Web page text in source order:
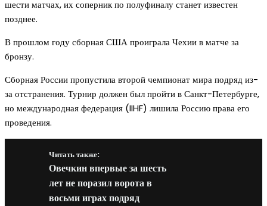
шести матчах, их соперник по полуфиналу станет известен
позднее.
В прошлом году сборная США проиграла Чехии в матче за
бронзу.
Сборная России пропустила второй чемпионат мира подряд из-
за отстранения. Турнир должен был пройти в Санкт-Петербурге,
но международная федерация (IIHF) лишила Россию права его
проведения.
Читать также:
Овечкин впервые за шесть
лет не поразил ворота в
восьми играх подряд